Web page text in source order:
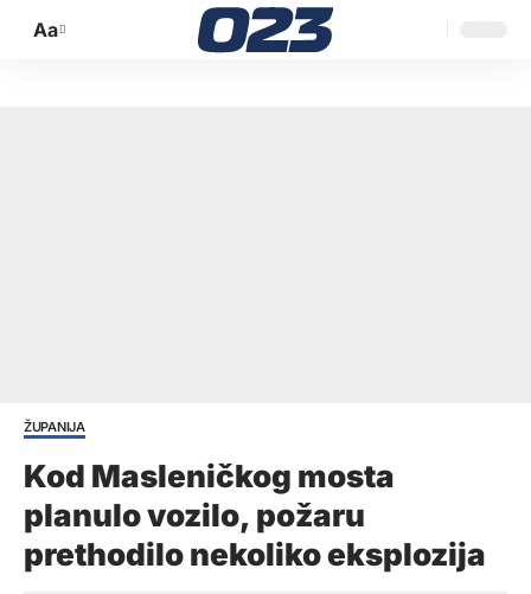
Promijeni
Aa
ŽUPANIJA
Kod Masleničkog mosta
planulo vozilo, požaru
prethodilo nekoliko eksplozija